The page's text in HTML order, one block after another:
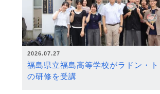
2026.07.27
福島県立福島高等学校がラドン・
の研修を受講